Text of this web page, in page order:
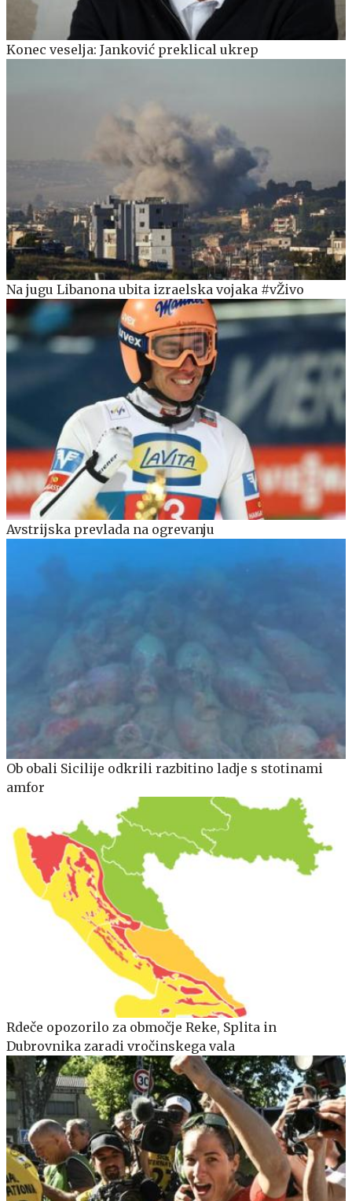
Konec veselja: Janković preklical ukrep
Na jugu Libanona ubita izraelska vojaka #vŽivo
Avstrijska prevlada na ogrevanju
Ob obali Sicilije odkrili razbitino ladje s stotinami
amfor
Rdeče opozorilo za območje Reke, Splita in
Dubrovnika zaradi vročinskega vala